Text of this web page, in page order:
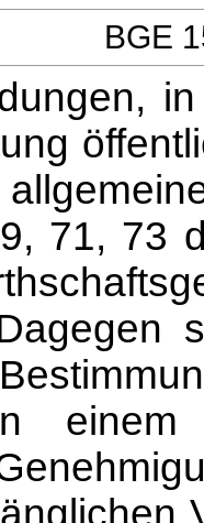
BGE
71, 73
einem